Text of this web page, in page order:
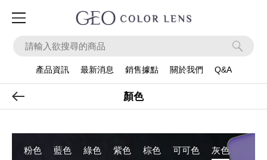
產品系列
產品資訊 最新消息 銷售據點 關於我們 Q&A
顏色
粉色 藍色 綠色 紫色 棕色 可可色 灰色